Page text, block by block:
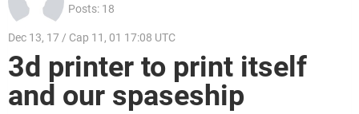
Posts: 18
Dec 13, 17 / Cap 11, 01 17:08 UTC
3d printer to print itself
and our spaseship